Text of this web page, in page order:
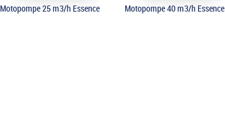
Motopompe 25 m3/h Essence Motopompe 40 m3/h Essence